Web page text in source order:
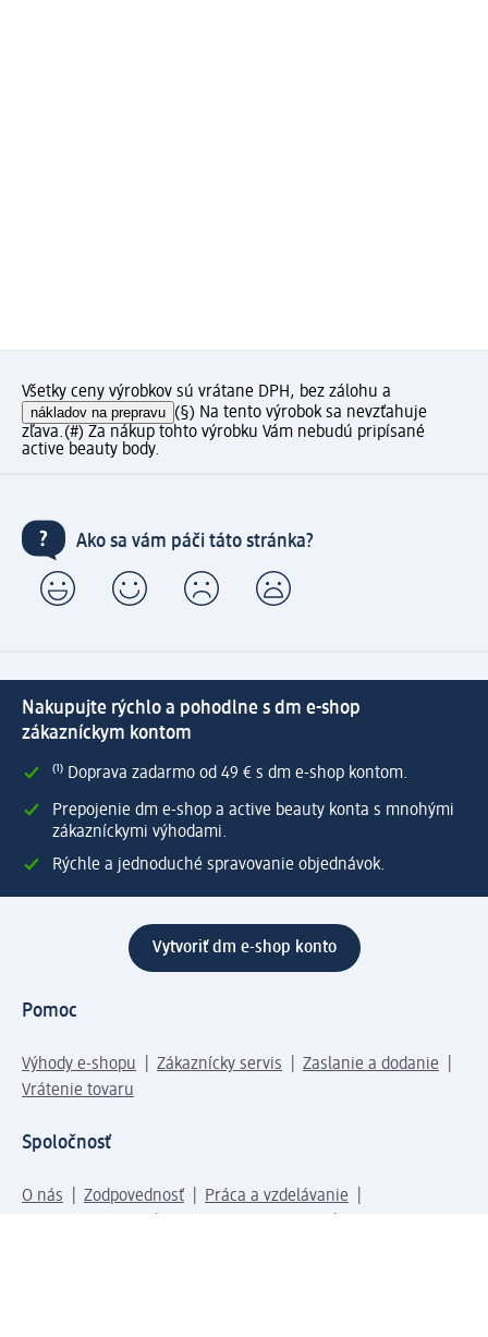
Všetky ceny výrobkov sú vrátane DPH, bez zálohu a
nákladov na prepravu (§) Na tento výrobok sa nevzťahuje
zľava.(#) Za nákup tohto výrobku Vám nebudú pripísané
active beauty body.
Ako sa vám páči táto stránka?
Nakupujte rýchlo a pohodlne s dm e-shop
zákazníckym kontom
⁽¹⁾ Doprava zadarmo od 49 € s dm e-shop kontom.
Prepojenie dm e-shop a active beauty konta s mnohými
zákazníckymi výhodami.
Rýchle a jednoduché spravovanie objednávok.
Vytvoriť dm e-shop konto
Pomoc
Výhody e-shopu Zákaznícky servis
Zaslanie a dodanie
Vrátenie tovaru
Spoločnosť
O nás Zodpovednosť
Práca a vzdelávanie